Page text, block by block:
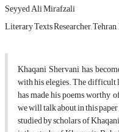
Seyyed Ali Mirafzali
Literary Texts Researcher,
Khaqani Shervani has
with his elegies. The difficult
has made his poems worthy
we will talk about in this
studied by scholars of